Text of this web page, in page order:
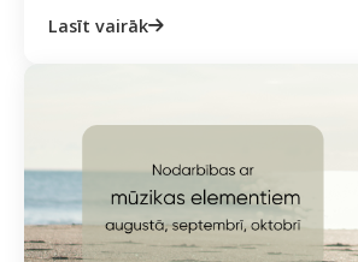
veicināt…
Lasīt vairāk